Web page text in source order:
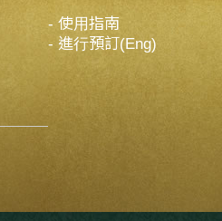
使用指南
進行預訂(Eng)